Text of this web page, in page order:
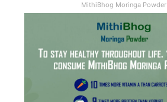
MithiBhog Moringa Powder